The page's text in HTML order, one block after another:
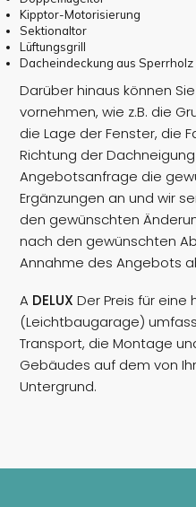
Kipptor-Motorisierung
Sektionaltor
Lüftungsgrill
Dacheindeckung aus Sperrholz
Darüber hinaus können
vornehmen, wie z.B. die
die Lage der Fenster, die
Richtung der
Angebotsanfrage die
Ergänzungen an und wir
den gewünschten
nach den gewünschten
Annahme des Angebots
A DELUX Der Preis für
(Leichtbaugarage)
Transport, die Montage
Gebäudes auf dem von
Untergrund.